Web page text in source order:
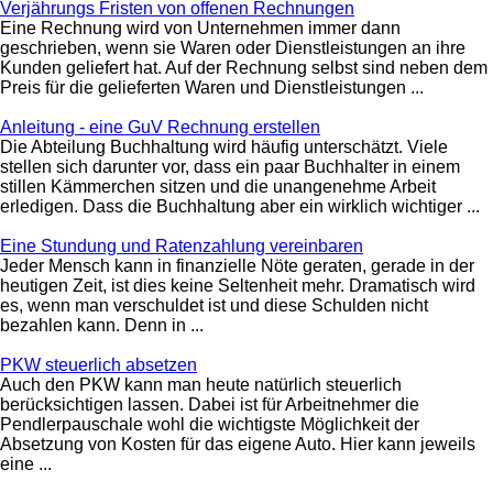
Verjährungs Fristen von offenen Rechnungen
Eine Rechnung wird von Unternehmen immer dann
geschrieben, wenn sie Waren oder Dienstleistungen an ihre
Kunden geliefert hat. Auf der Rechnung selbst sind neben dem
Preis für die gelieferten Waren und Dienstleistungen ...
Anleitung - eine GuV Rechnung erstellen
Die Abteilung Buchhaltung wird häufig unterschätzt. Viele
stellen sich darunter vor, dass ein paar Buchhalter in einem
stillen Kämmerchen sitzen und die unangenehme Arbeit
erledigen. Dass die Buchhaltung aber ein wirklich wichtiger ...
Eine Stundung und Ratenzahlung vereinbaren
Jeder Mensch kann in finanzielle Nöte geraten, gerade in der
heutigen Zeit, ist dies keine Seltenheit mehr. Dramatisch wird
es, wenn man verschuldet ist und diese Schulden nicht
bezahlen kann. Denn in ...
PKW steuerlich absetzen
Auch den PKW kann man heute natürlich steuerlich
berücksichtigen lassen. Dabei ist für Arbeitnehmer die
Pendlerpauschale wohl die wichtigste Möglichkeit der
Absetzung von Kosten für das eigene Auto. Hier kann jeweils
eine ...